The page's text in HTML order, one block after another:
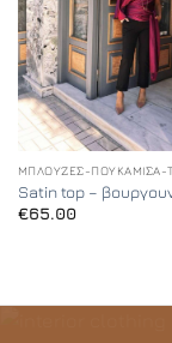
ΜΠΛΟΎΖΕΣ-ΠΟΥΚΆΜΙΣΑ-
Satin top –
€65.00